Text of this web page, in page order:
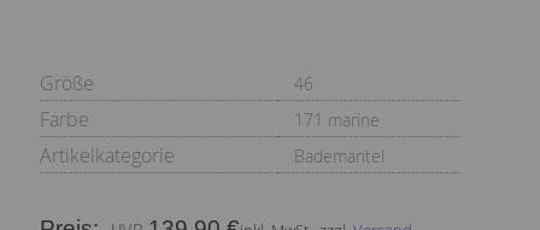
Größe 46
Farbe 171 marine
Artikelkategorie Bademäntel